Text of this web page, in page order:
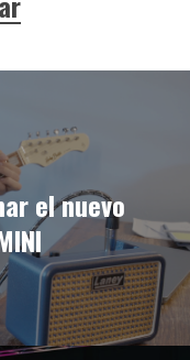
el nuevo